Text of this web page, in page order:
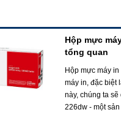
Hộp mực
tổng quan
Hộp mực máy
máy in, đặc biệt
này, chúng ta
226dw - một